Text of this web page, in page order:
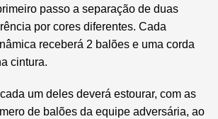
passo a separação de duas
por cores diferentes. Cada
receberá 2 balões e uma corda
cintura.
um deles deverá estourar, com as
de balões da equipe adversária, ao